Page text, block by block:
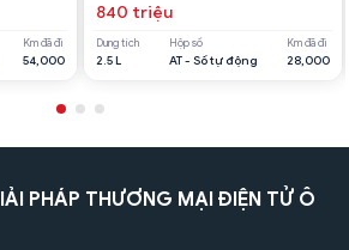
Km đã đi
54,000
840 triệu
Dung tích
2.5 L
Hộp số
AT - Số tự động
Km đã đi
28,000
PHÁP THƯƠNG MẠI ĐIỆN TỬ Ô